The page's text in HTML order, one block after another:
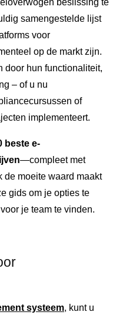
beslissing te
samengestelde lijst
voor
op de markt zijn.
door hun functionaliteit,
– of u nu
of
implementeert.
beste e-
—compleet met
de moeite waard maakt
gids om je opties te
je team te vinden.
systeem, kunt u